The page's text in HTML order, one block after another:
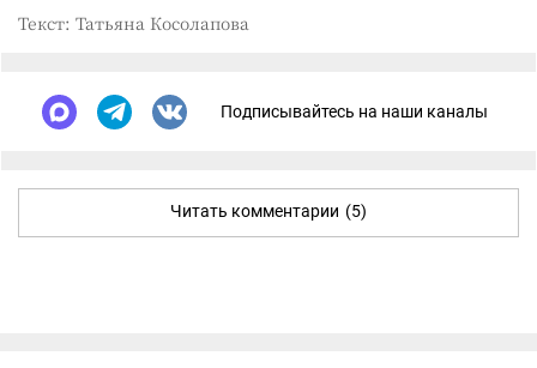
Текст: Татьяна Косолапова
Подписывайтесь на наши каналы
Читать комментарии (5)